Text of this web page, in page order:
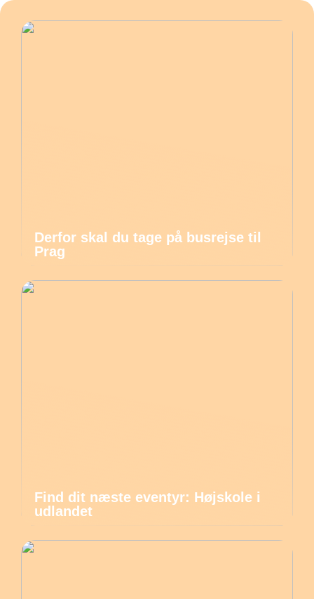
Derfor skal du tage på busrejse til
Prag
Find dit næste eventyr: Højskole i
udlandet